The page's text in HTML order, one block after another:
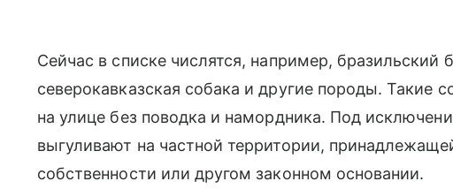
Сейчас в списке числятся, например, бразильский
северокавказская собака и другие породы. Такие
на улице без поводка и намордника. Под
выгуливают на частной территории,
собственности или другом законном основании.